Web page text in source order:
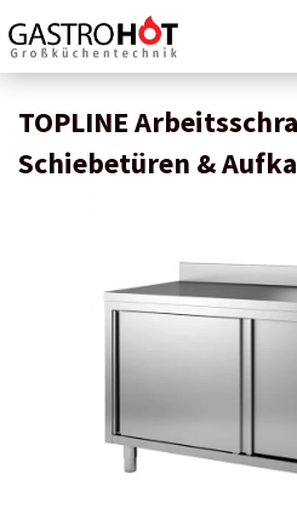
TOPLINE
Schiebetüren &